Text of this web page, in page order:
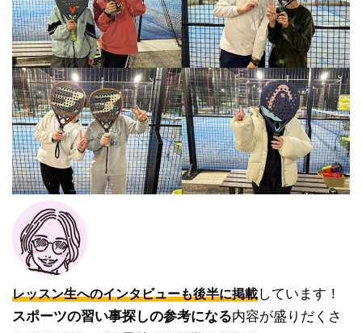
レッスン生へのインタビューも後半に掲載しています！
スポーツの習い事探しの参考になる内容が盛りだくさ